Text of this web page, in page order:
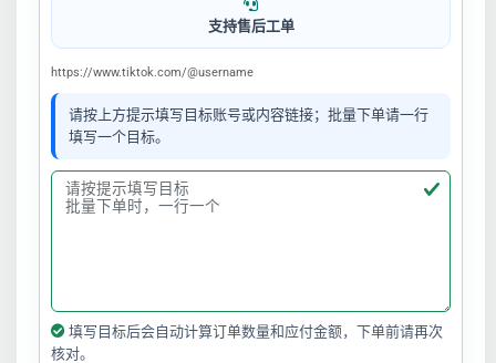
支持售后工单
https://www.tiktok.com/@username
请按上方提示填写目标账号或内容链接；批量下单请一行
填写一个目标。
填写目标后会自动计算订单数量和应付金额，下单前请再次
核对。